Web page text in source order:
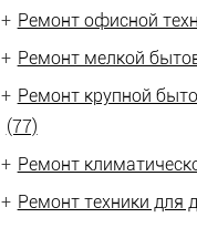
+ Ремонт офисной
+ Ремонт мелкой
+ Ремонт крупной
(77)
+ Ремонт
+ Ремонт техники для